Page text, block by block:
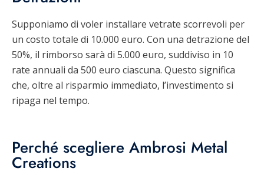
Supponiamo di voler installare vetrate scorrevoli per
un costo totale di 10.000 euro. Con una detrazione del
50%, il rimborso sarà di 5.000 euro, suddiviso in 10
rate annuali da 500 euro ciascuna. Questo significa
che, oltre al risparmio immediato, l’investimento si
ripaga nel tempo.
Perché scegliere Ambrosi Metal
Creations